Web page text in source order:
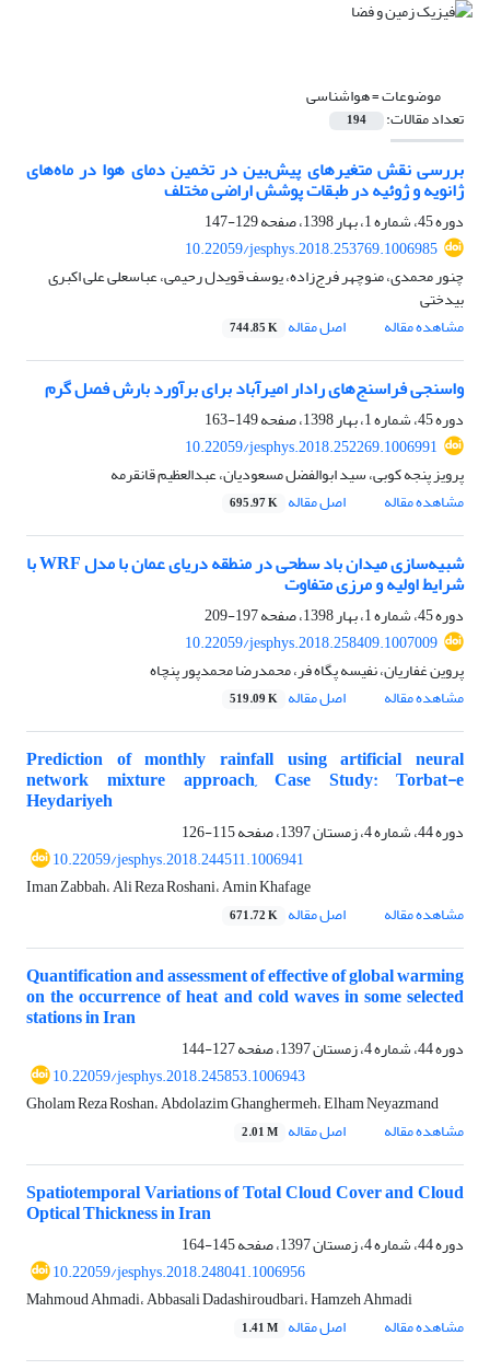
موضوعات =هواشناسی
تعداد مقالات: 194
بررسی نقش متغیرهای پیش‌بین در تخمین دمای هوا در ماه‌های
ژانویه و ژوئیه در طبقات پوشش اراضی مختلف
دوره 45، شماره 1، بهار 1398، صفحه
129-147
10.22059/jesphys.2018.253769.1006985
چنور محمدی، منوچهر فرج‌زاده، یوسف قویدل رحیمی، عباسعلی علی اکبری
بیدختی
مشاهده مقاله
اصل مقاله 744.85 K
واسنجی فراسنج‌های رادار امیرآباد برای برآورد بارش فصل گرم
دوره 45، شماره 1، بهار 1398، صفحه
149-163
10.22059/jesphys.2018.252269.1006991
پرویز پنجه کوبی، سید ابوالفضل مسعودیان، عبدالعظیم قانقرمه
مشاهده مقاله
اصل مقاله 695.97 K
شبیه‌سازی میدان باد سطحی در منطقه دریای عمان با مدل WRF با
شرایط اولیه و مرزی متفاوت
دوره 45، شماره 1، بهار 1398، صفحه
197-209
10.22059/jesphys.2018.258409.1007009
پروین غفاریان، نفیسه پگاه فر، محمدرضا محمدپور پنچاه
مشاهده مقاله
اصل مقاله 519.09 K
Prediction of monthly rainfall using artificial neural
network mixture approach, Case Study: Torbat-e
Heydariyeh
دوره 44، شماره 4، زمستان 1397، صفحه
115-126
10.22059/jesphys.2018.244511.1006941
Iman Zabbah، Ali Reza Roshani، Amin Khafage
مشاهده مقاله
اصل مقاله 671.72 K
Quantification and assessment of effective of global warming
on the occurrence of heat and cold waves in some selected
stations in Iran
دوره 44، شماره 4، زمستان 1397، صفحه
127-144
10.22059/jesphys.2018.245853.1006943
Gholam Reza Roshan، Abdolazim Ghanghermeh، Elham Neyazmand
مشاهده مقاله
اصل مقاله 2.01 M
Spatiotemporal Variations of Total Cloud Cover and Cloud
Optical Thickness in Iran
دوره 44، شماره 4، زمستان 1397، صفحه
145-164
10.22059/jesphys.2018.248041.1006956
Mahmoud Ahmadi، Abbasali Dadashiroudbari، Hamzeh Ahmadi
مشاهده مقاله
اصل مقاله 1.41 M